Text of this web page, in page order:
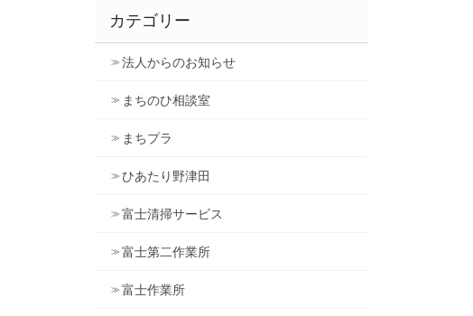
カテゴリー
法人からのお知らせ
まちのひ相談室
まちプラ
ひあたり野津田
富士清掃サービス
富士第二作業所
富士作業所